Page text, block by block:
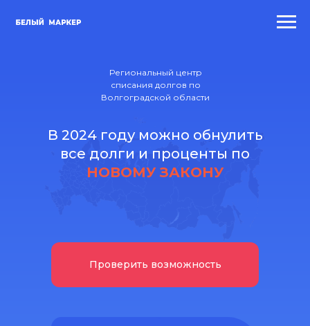
В 2024 году можно обнулить
все долги и проценты по
НОВОМУ ЗАКОНУ
Проверить возможность
Региональный центр
списания долгов по
Волгоградской области